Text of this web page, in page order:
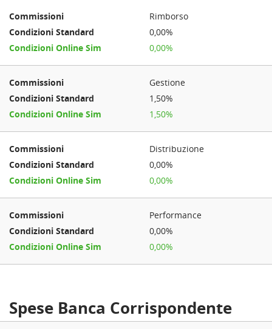
Rimborso
0,00%
0,00%
Gestione
1,50%
1,50%
Distribuzione
0,00%
0,00%
Performance
0,00%
0,00%
Spese Banca Corrispondente